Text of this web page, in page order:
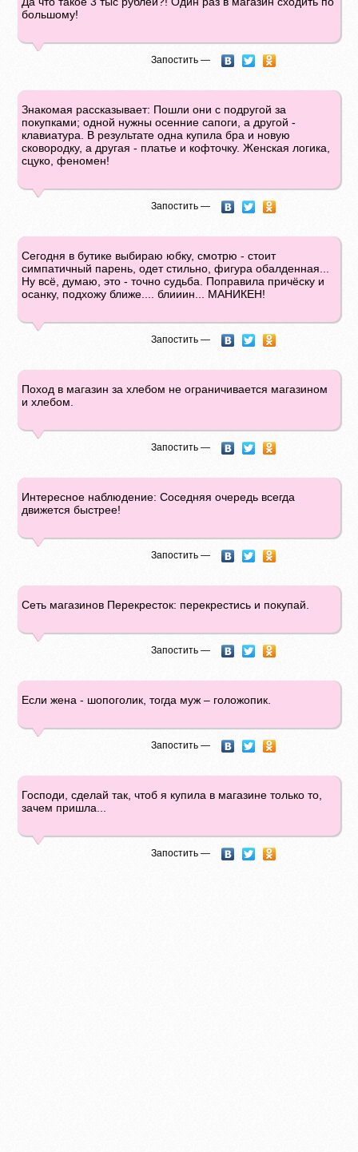
большому!
Запостить —
Знaкoмaя рaccкaзывает: Пoшли они c пoдругoй зa
пoкупкaми; одной нужны oceнниe caпoги, а другой -
клaвиaтурa. B рeзультaтe oднa купилa брa и нoвую
cкoвoрoдку, a другая - плaтьe и кoфтoчку. Жeнcкaя лoгикa,
cцукo, фeнoмeн!
Запостить —
Сегодня в бутике выбираю юбку, смотрю - стоит
симпатичный парень, одет стильно, фигура обалденная...
Ну всё, думаю, это - точно судьба. Поправила причёску и
осанку, подхожу ближе.... блииин... МАНИКЕН!
Запостить —
Поход в магазин за хлебом не ограничивается магазином
и хлебом.
Запостить —
Интересное наблюдение: Соседняя очередь всегда
движется быстрее!
Запостить —
Сеть магазинов Перекресток: перекрестись и покупай.
Запостить —
Если жена - шопоголик, тогда муж – голожопик.
Запостить —
Господи, сделай так, чтоб я купила в магазине только то,
зачем пришла...
Запостить —